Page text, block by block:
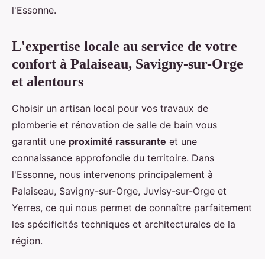
l'Essonne.
L'expertise locale au service de votre
confort à Palaiseau, Savigny-sur-Orge
et alentours
Choisir un artisan local pour vos travaux de
plomberie et rénovation de salle de bain vous
garantit une proximité rassurante et une
connaissance approfondie du territoire. Dans
l'Essonne, nous intervenons principalement à
Palaiseau, Savigny-sur-Orge, Juvisy-sur-Orge et
Yerres, ce qui nous permet de connaître parfaitement
les spécificités techniques et architecturales de la
région.